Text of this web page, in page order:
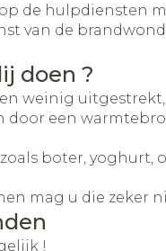
de hulpdiensten
van de
doen ?
weinig
een
boter,
mag u die zeker
!